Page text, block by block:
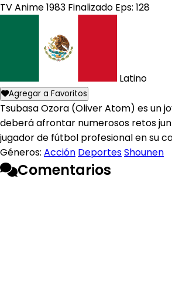
TV Anime1983 Finalizado Eps: 128
Latino
Agregar a Favoritos
Tsubasa Ozora (Oliver Atom) es un
deberá afrontar numerosos retos
jugador de fútbol profesional en su
Géneros: Acción DeportesShounen
Comentarios